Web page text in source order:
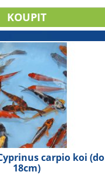
carpio koi (do
18cm)